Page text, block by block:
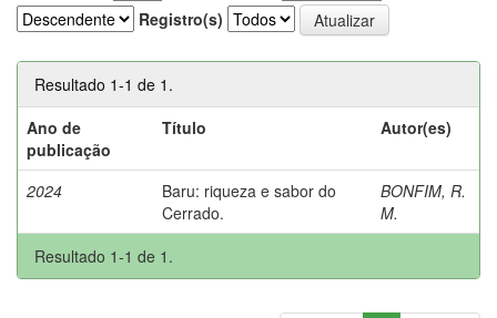
Registro(s)
Resultado 1-1 de 1.
Ano de
publicação
Título Autor(es)
2024
Baru: riqueza e sabor do
Cerrado.
BONFIM, R.
M.
Resultado 1-1 de 1.